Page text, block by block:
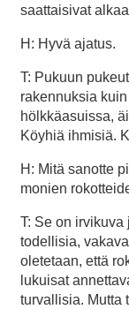
saattaisivat
H: Hyvä ajatus.
T: Pukuun
rakennuksia
hölkkäasuissa,
Köyhiä ihmisiä.
H: Mitä sanotte
monien
T: Se on
todellisia,
oletetaan, että
lukuisat
turvallisia. Mutta